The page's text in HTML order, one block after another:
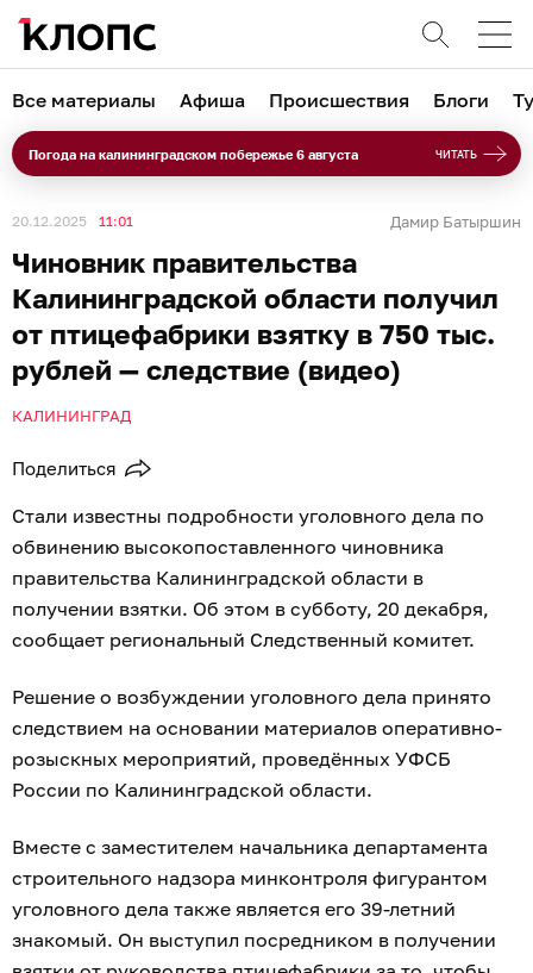
Все материалы Афиша Происшествия Блоги
Погода на калининградском побережье 6 августа ЧИТАТЬ
20.12.2025 11:01 Дамир Батыршин
Чиновник правительства
Калининградской области получил
от птицефабрики взятку в 750 тыс.
рублей — следствие (видео)
КАЛИНИНГРАД
Поделиться
Стали известны подробности уголовного дела по
обвинению высокопоставленного чиновника
правительства Калининградской области в
получении взятки. Об этом в субботу, 20 декабря,
сообщает региональный Следственный комитет.
Решение о возбуждении уголовного дела принято
следствием на основании материалов оперативно-
розыскных мероприятий, проведённых УФСБ
России по Калининградской области.
Вместе с заместителем начальника департамента
строительного надзора минконтроля фигурантом
уголовного дела также является его 39-летний
знакомый. Он выступил посредником в получении